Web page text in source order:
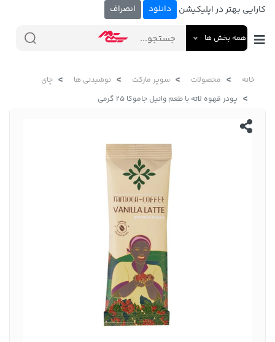
کارایی بهتر در اپلیکیشن دانلود انصراف
همه بخش ها
خانه محصولات سوپر مارکت نوشیدنی ها
چای
پودر قهوه لاته با طعم وانیل جاموکا 25 گرمی